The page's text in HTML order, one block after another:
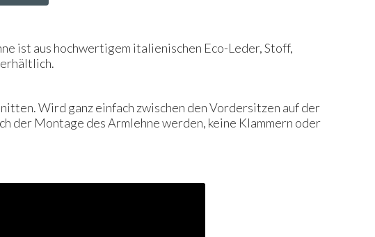
ist aus hochwertigem italienischen Eco-Leder, Stoff,
Wird ganz einfach zwischen den Vordersitzen auf der
Montage des Armlehne werden, keine Klammern oder